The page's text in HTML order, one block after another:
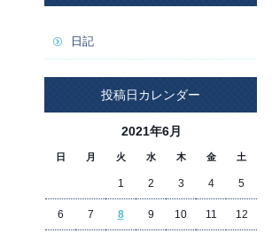
日記
投稿日カレンダー
2021年6月
日 月 火 水 木 金 土
1 2 3 4 5
6 7 8 9 10 11 12